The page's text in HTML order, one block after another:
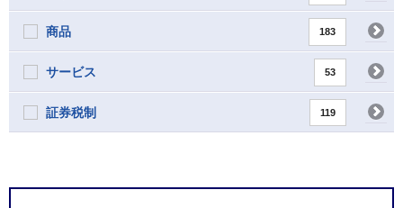
商品 183
サービス 53
証券税制 119